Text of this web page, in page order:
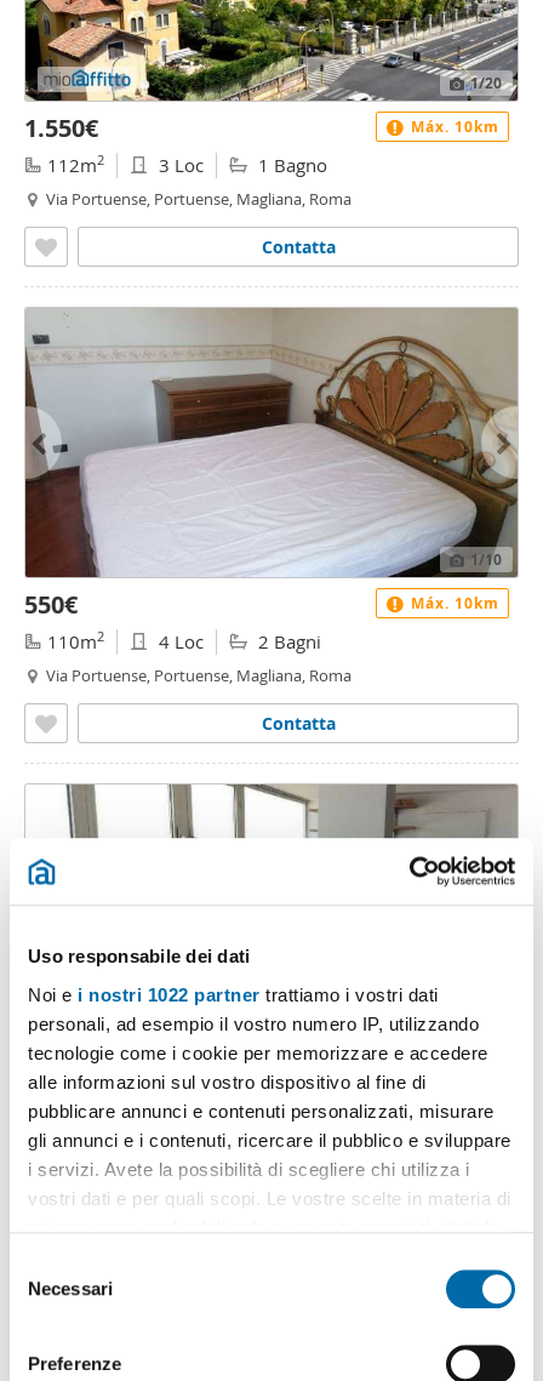
Uso responsabile dei dati
Noi e i nostri 1022 partner trattiamo i vostri dati
personali, ad esempio il vostro numero IP, utilizzando
tecnologie come i cookie per memorizzare e accedere
alle informazioni sul vostro dispositivo al fine di
pubblicare annunci e contenuti personalizzati, misurare
gli annunci e i contenuti, ricercare il pubblico e sviluppare
i servizi. Avete la possibilità di scegliere chi utilizza i
vostri dati e per quali scopi. Le vostre scelte in materia di
modificare o revocare il proprio consenso in qualsiasi
momento dalla Dichiarazione sui cookie o facendo clic
Necessari
Preferenze
1/20
1.550€
112m2 3 Loc 1 Bagno
Via Portuense, Portuense, Magliana, Roma
Contatta
Máx. 10km
1/10
550€
110m2 4 Loc 2 Bagni
Via Portuense, Portuense, Magliana, Roma
Contatta
Máx. 10km
1
1.430€
80m2 3 Loc 2 Bagni
Via Leopoldo Ruspoli, Portuense, Magliana, Roma
Contatta
NUOVO Máx. 10km